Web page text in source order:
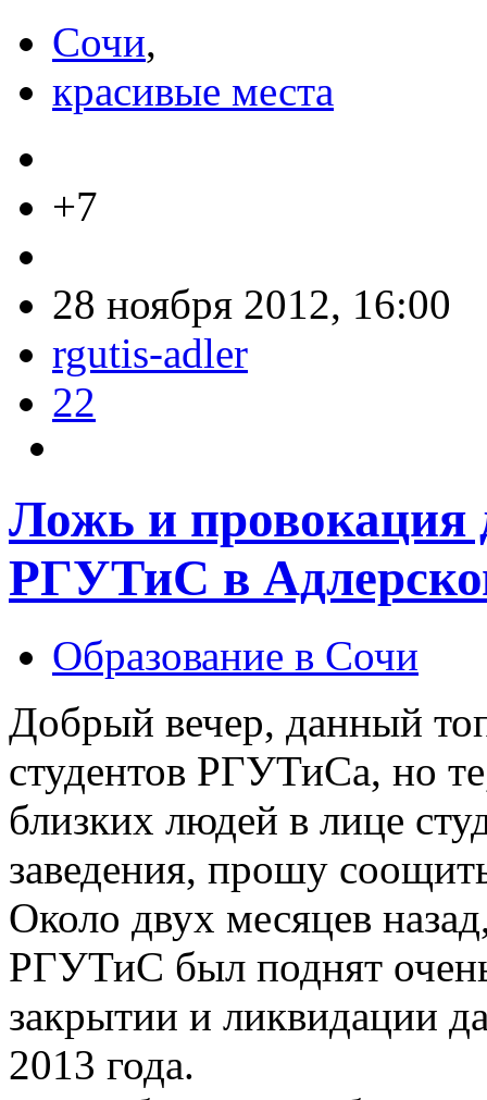
Сочи,
красивые места
+7
28 ноября 2012, 16:00
rgutis-adler
22
Ложь и провокация
РГУТиС в
Образование в Сочи
Добрый вечер, данный
студентов РГУТиСа, но
близких людей в лице
заведения, прошу
Около двух месяцев
РГУТиС был поднят
закрытии и ликвидации
2013 года.